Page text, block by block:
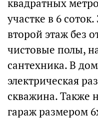
квадратных
участке в 6
второй этаж без
чистовые полы,
сантехника. В
электрическая
скважина. Также
гараж размером